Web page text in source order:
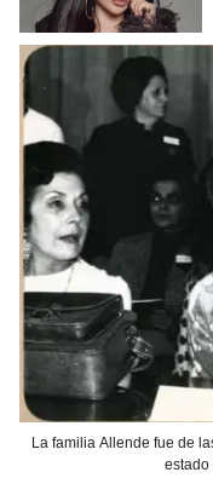
La familia Allende fue de
estado